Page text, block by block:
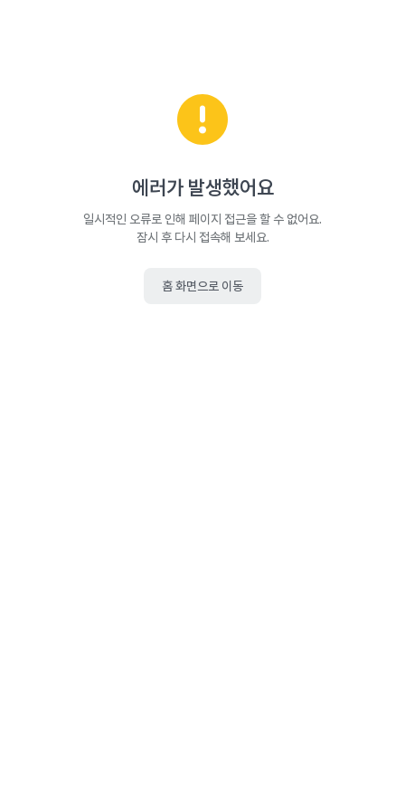
에러가 발생했어요
일시적인 오류로 인해 페이지 접근을 할 수 없어요.
잠시 후 다시 접속해 보세요.
홈 화면으로 이동